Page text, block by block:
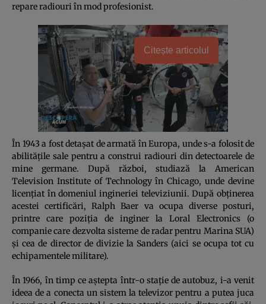
repare radiouri în mod profesionist.
Citește articolul
În 1943 a fost detașat de armată în Europa, unde s-a folosit de
abilitățile sale pentru a construi radiouri din detectoarele de
mine germane. După război, studiază la American
Television Institute of Technology în Chicago, unde devine
licențiat în domeniul ingineriei televiziunii. După obținerea
acestei certificări, Ralph Baer va ocupa diverse posturi,
printre care poziția de inginer la Loral Electronics (o
companie care dezvolta sisteme de radar pentru Marina SUA)
și cea de director de divizie la Sanders (aici se ocupa tot cu
echipamentele militare).
În 1966, în timp ce aștepta într-o stație de autobuz, i-a venit
ideea de a conecta un sistem la televizor pentru a putea juca